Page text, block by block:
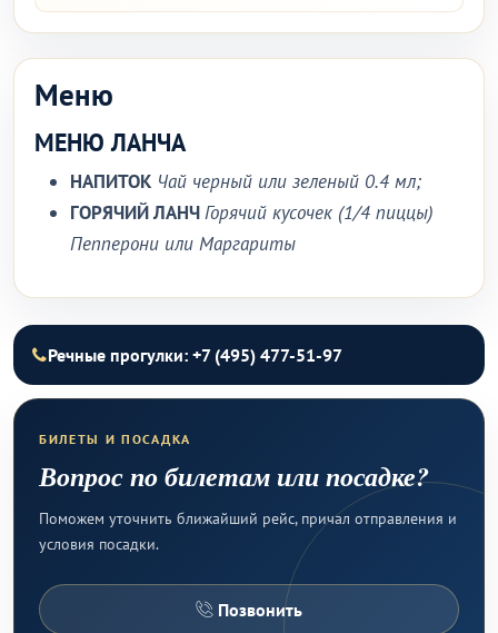
Меню
МЕНЮ ЛАНЧА
НАПИТОК Чай черный или зеленый 0.4 мл;
ГОРЯЧИЙ ЛАНЧГорячий кусочек (1/4 пиццы)
Пепперони или Маргариты
Речные прогулки: +7 (495) 477-51-97
БИЛЕТЫ И ПОСАДКА
Вопрос по билетам или посадке?
Поможем уточнить ближайший рейс, причал отправления и
условия посадки.
Позвонить